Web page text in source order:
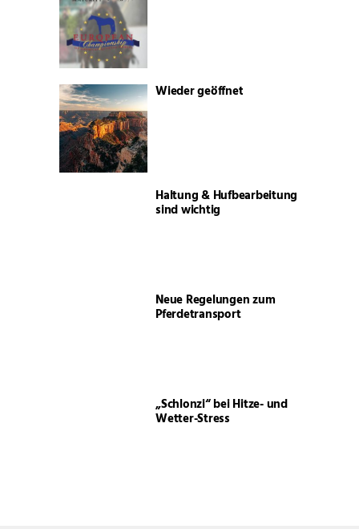
Wieder geöffnet
Haltung & Hufbearbeitung
sind wichtig
Neue Regelungen zum
Pferdetransport
„Schlonzi“ bei Hitze- und
Wetter-Stress